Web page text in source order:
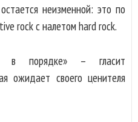
неизменной: это по
rock с налетом hard rock.
в порядке» – гласит
ожидает своего ценителя